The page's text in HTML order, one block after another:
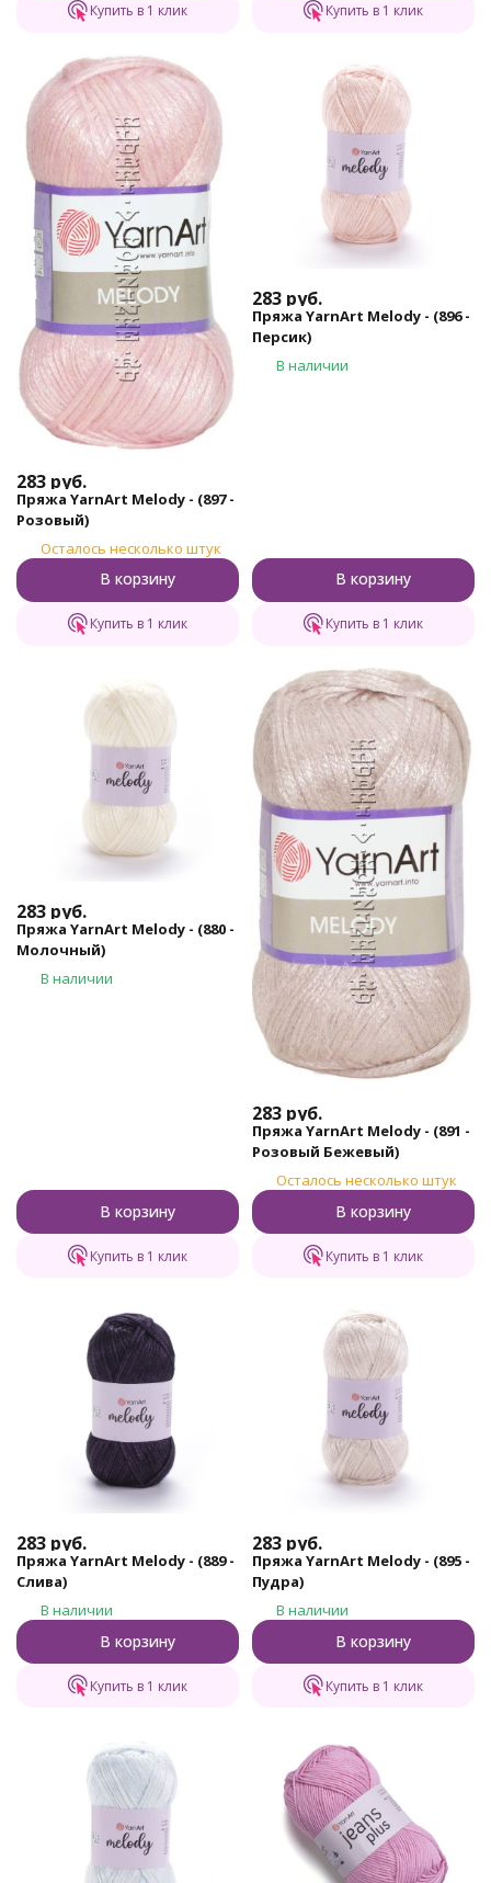
Купить в 1 клик Купить в 1 клик
283 руб.
Пряжа YarnArt Melody - (897 -
Розовый)
Осталось несколько штук
В корзину
Купить в 1 клик
283 руб.
Пряжа YarnArt Melody - (896 -
Персик)
В наличии
В корзину
Купить в 1 клик
283 руб.
Пряжа YarnArt Melody - (880 -
Молочный)
В наличии
В корзину
Купить в 1 клик
283 руб.
Пряжа YarnArt Melody - (891 -
Розовый Бежевый)
Осталось несколько штук
В корзину
Купить в 1 клик
283 руб.
Пряжа YarnArt Melody - (889 -
Слива)
В наличии
В корзину
Купить в 1 клик
283 руб.
Пряжа YarnArt Melody - (895 -
Пудра)
В наличии
В корзину
Купить в 1 клик